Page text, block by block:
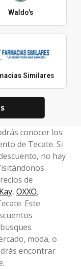
Waldo's
Similares
conocer los
de Tecate. Si
no hay
de
, OXXO,
Este
moda, o
encontrar